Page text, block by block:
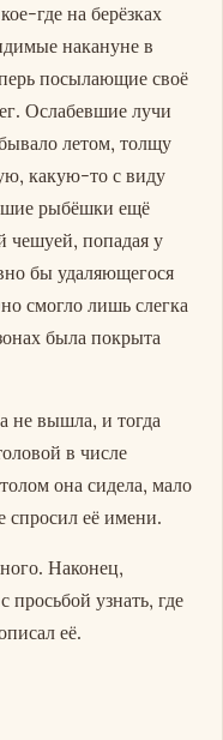
где на берёзках
накануне в
посылающие своё
Ослабевшие лучи
летом, толщу
какую-то с виду
рыбёшки ещё
чешуей, попадая у
бы удаляющегося
смогло лишь слегка
была покрыта
не вышла, и тогда
в числе
она сидела, мало
спросил её имени.
Наконец,
просьбой узнать, где
её.